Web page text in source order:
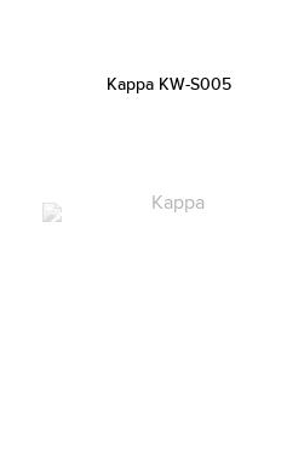
Kappa KW-S005